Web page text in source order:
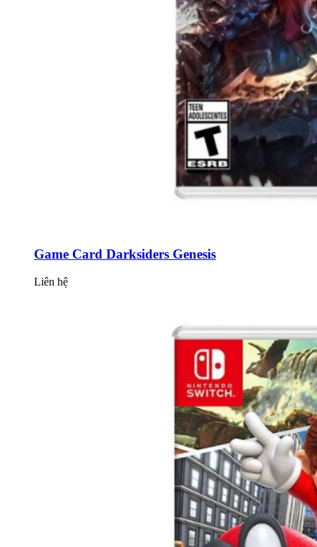
Game Card Darksiders Genesis
Liên hệ